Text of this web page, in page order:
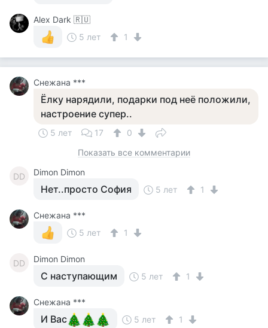
Alex Dark 🇷🇺
5 лет
1
Снежана ***
Ёлку нарядили, подарки под неё положили,
настроение супер..
5 лет 17
0
Показать все комментарии
DD Dimon Dimon
Нет..просто София 5 лет 1
Снежана ***
5 лет
1
DD Dimon Dimon
С наступающим 5 лет 1
Снежана ***
И Вас 5 лет 1